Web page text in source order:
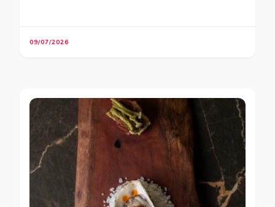
09/07/2026